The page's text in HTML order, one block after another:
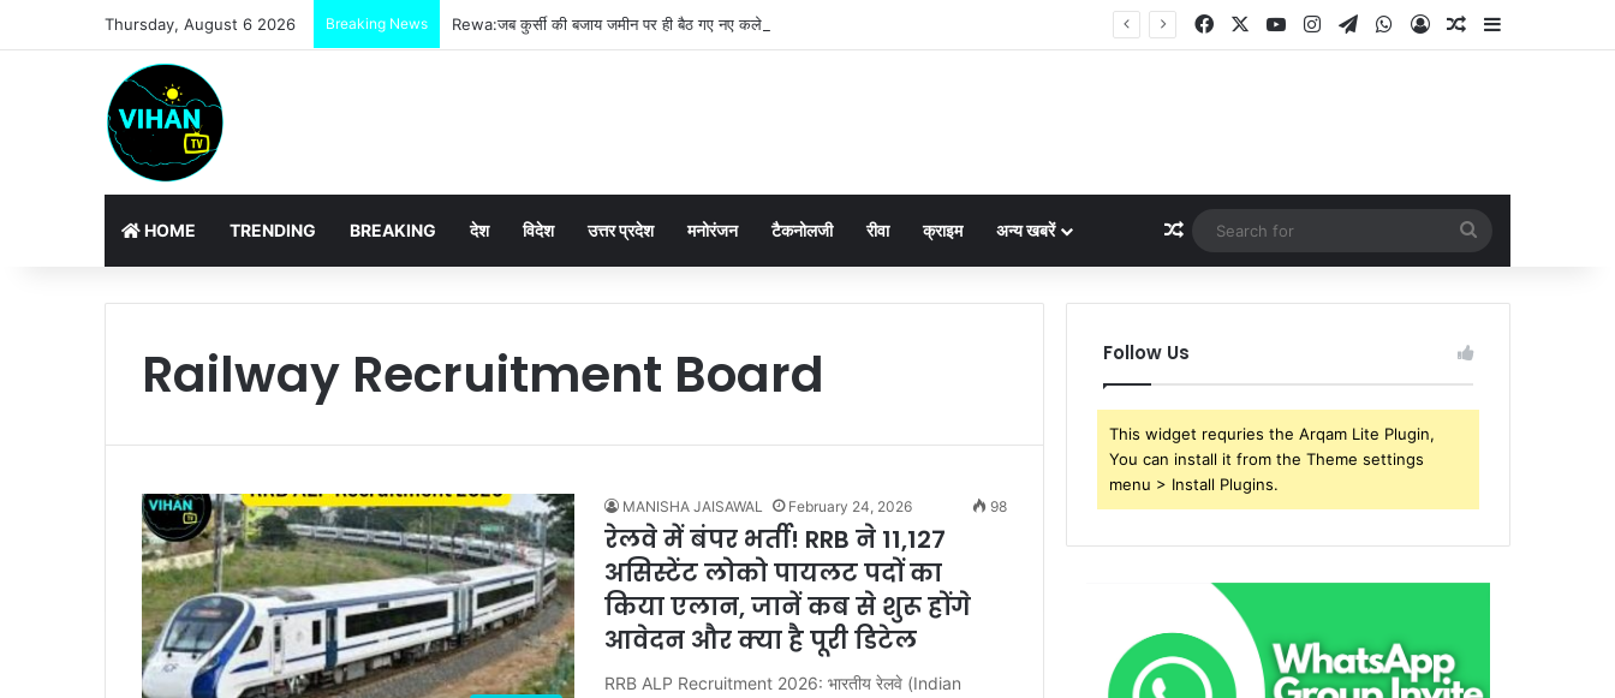
Thursday, August 6 2026 Breaking News Rewa:जब कुर्सी की बजाय जमीन पर ही बैठ गए नए कलेक्टर नरेंद्र कुमार सूर्यवंशी फिर जो हुआ! Facebook YouTubeInstagramTelegramWhatsApp
Log InRandom Article
HOME TRENDING BREAKING देश विदेश उत्तर प्रदेश मनोरंजन टैकनोलजी रीवा क्राइम अन्य खबरें Random Article
for
Railway Recruitment Board
MANISHA JAISAWAL February 24, 2026 98
रेलवे में बंपर भर्ती! RRB ने 11,127
असिस्टेंट लोको पायलट पदों का
किया एलान, जानें कब से शुरू होंगे
आवेदन और क्या है पूरी डिटेल
RRB ALP Recruitment 2026: भारतीय रेलवे (Indian
Follow Us
This widget requries the Arqam Lite Plugin,
You can install it from the Theme settings
menu > Install Plugins.